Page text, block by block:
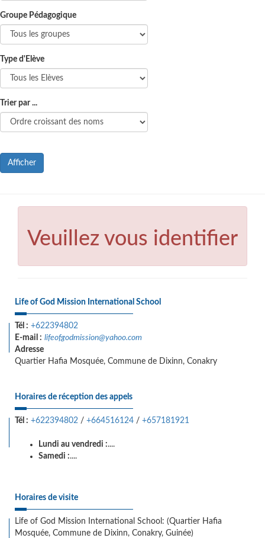
Groupe Pédagogique
Type d'Elève
Trier par ...
Afficher
Veuillez vous identifier
Life of God Mission International School
Tél : +622394802
E-mail : lifeofgodmission@yahoo.com
Adresse
Quartier Hafia Mosquée, Commune de Dixinn, Conakry
Horaires de réception des appels
Tél : +622394802 / +664516124 / +657181921
Lundi au vendredi :....
Samedi :....
Horaires de visite
Life of God Mission International School: (Quartier Hafia
Mosquée, Commune de Dixinn, Conakry, Guinée)